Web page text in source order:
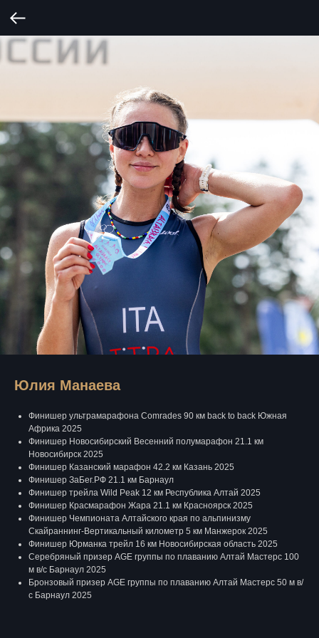
Юлия Манаева
Финишер ультрамарафона Comrades 90 км back to back Южная
Африка 2025
Финишер Новосибирский Весенний полумарафон 21.1 км
Новосибирск 2025
Финишер Казанский марафон 42.2 км Казань 2025
Финишер ЗаБег.РФ 21.1 км Барнаул
Финишер трейла Wild Peak 12 км Республика Алтай 2025
Финишер Красмарафон Жара 21.1 км Красноярск 2025
Финишер Чемпионата Алтайского края по альпинизму
Скайраннинг-Вертикальный километр 5 км Манжерок 2025
Финишер Юрманка трейл 16 км Новосибирская область 2025
Серебряный призер AGE группы по плаванию Алтай Мастерс 100
м в/с Барнаул 2025
Бронзовый призер AGE группы по плаванию Алтай Мастерс 50 м в/
с Барнаул 2025